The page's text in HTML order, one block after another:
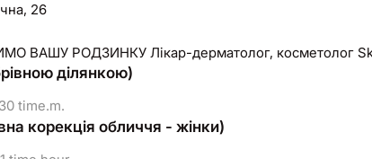
26
ВАШУ РОДЗИНКУ Лікар-дерматолог, косметолог
ділянкою)
30 time.m.
корекція обличчя - жінки)